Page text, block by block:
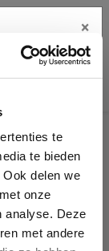
te
te bieden
delen we
onze
analyse. Deze
met andere
×